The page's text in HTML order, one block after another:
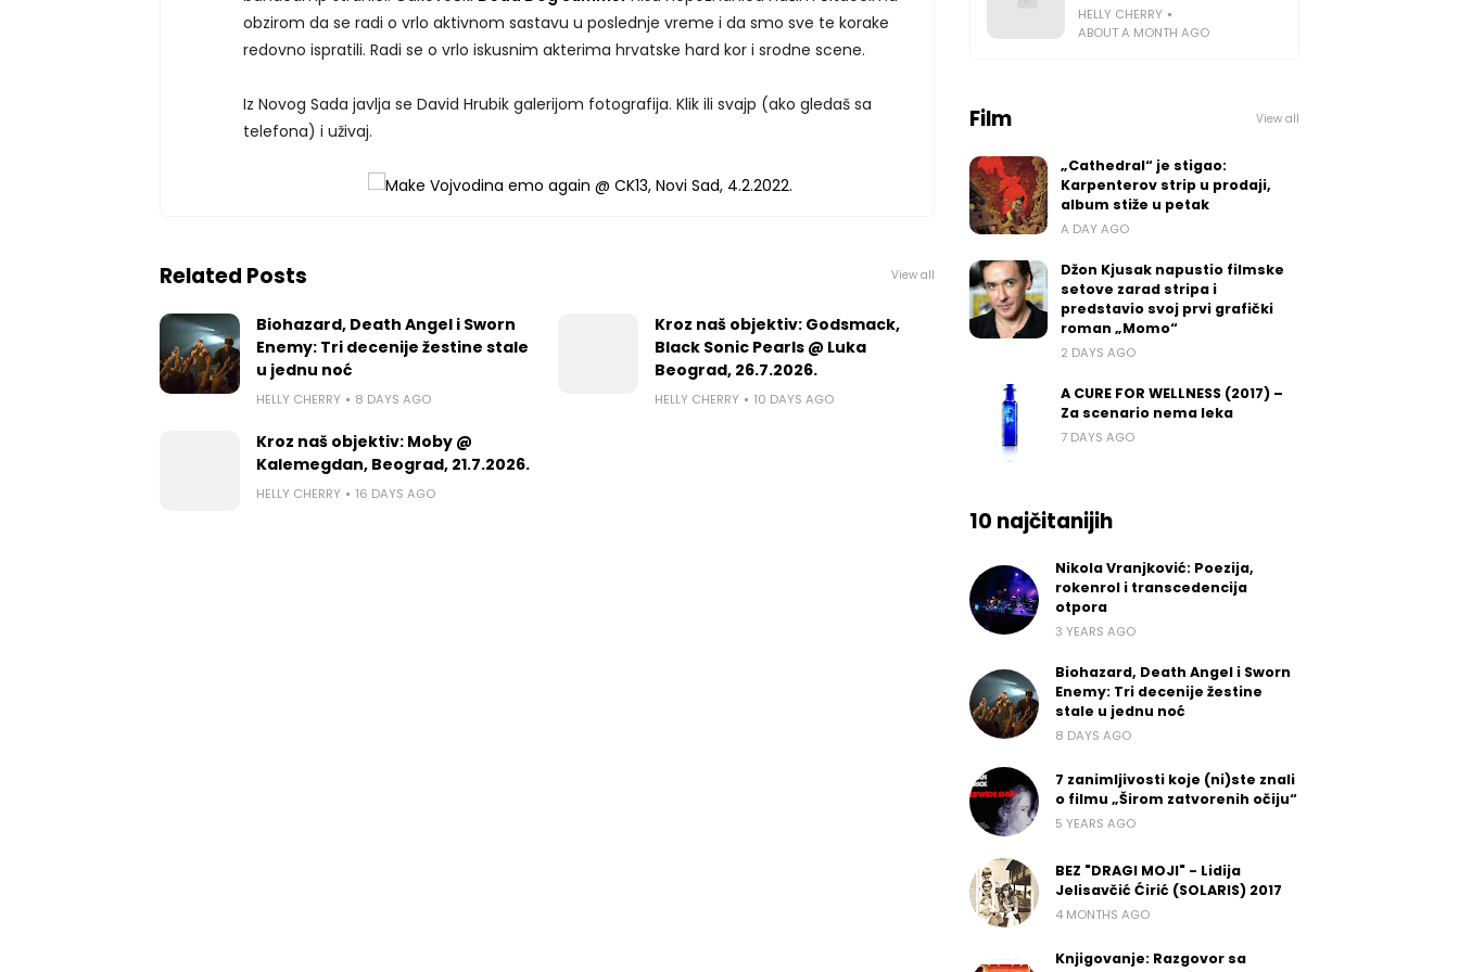
obzirom da se radi o vrlo aktivnom sastavu u poslednje vreme i da smo sve te korake
redovno ispratili. Radi se o vrlo iskusnim akterima hrvatske hard kor i srodne scene.
Iz Novog Sada javlja se David Hrubik galerijom fotografija. Klik ili svajp (ako gledaš sa
telefona) i uživaj.
Related Posts View all
Biohazard, Death Angel i Sworn
Enemy: Tri decenije žestine stale
u jednu noć
HELLY CHERRY 8 DAYS AGO
Kroz naš objektiv: Godsmack,
Black Sonic Pearls @ Luka
Beograd, 26.7.2026.
HELLY CHERRY 10 DAYS AGO
Kroz naš objektiv: Moby @
Kalemegdan, Beograd, 21.7.2026.
HELLY CHERRY 16 DAYS AGO
HELLY CHERRY
ABOUT A MONTH AGO
Film View all
„Cathedral“ je stigao:
Karpenterov strip u prodaji,
album stiže u petak
A DAY AGO
Džon Kjusak napustio filmske
setove zarad stripa i
predstavio svoj prvi grafički
roman „Momo“
2 DAYS AGO
A CURE FOR WELLNESS (2017) –
Za scenario nema leka
7 DAYS AGO
10 najčitanijih
Nikola Vranjković: Poezija,
rokenrol i transcedencija
otpora
3 YEARS AGO
Biohazard, Death Angel i Sworn
Enemy: Tri decenije žestine
stale u jednu noć
8 DAYS AGO
7 zanimljivosti koje (ni)ste znali
o filmu „Širom zatvorenih očiju“
5 YEARS AGO
BEZ "DRAGI MOJI" - Lidija
Jelisavčić Ćirić (SOLARIS) 2017
4 MONTHS AGO
Knjigovanje: Razgovor sa